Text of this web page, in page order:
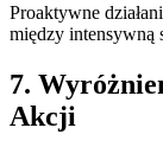
Proaktywne
między intensywną
7.
Akcji